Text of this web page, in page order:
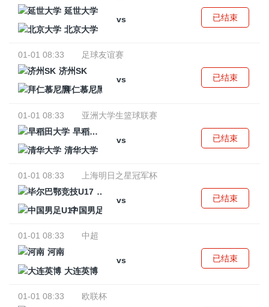
延世大学
vs
北京大学
已结束
01-01 08:33
足球友谊赛
济州SK
vs
拜仁慕尼黑
已结束
01-01 08:33
亚洲大学生篮球联赛
早稻田大学
vs
清华大学
已结束
01-01 08:33
上海明日之星冠军杯
毕尔巴鄂竞技U17
vs
中国男足U17
已结束
01-01 08:33
中超
河南
vs
大连英博
已结束
01-01 08:33
欧联杯